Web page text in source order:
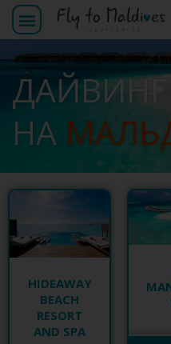
ДАЙВИНГ
НА
HIDEAWAY
BEACH
RESORT
AND SPA